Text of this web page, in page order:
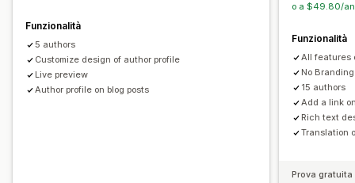
Funzionalità
5 authors
Customize design of author profile
Live preview
Author profile on blog posts
o a $49.80/
Funzionalità
All features
No Branding
15 authors
Add a link
Rich text
Translation
Prova